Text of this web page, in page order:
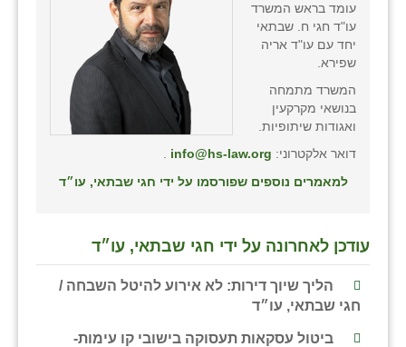
עומד בראש המשרד
עו"ד חגי ח. שבתאי
יחד עם עו"ד אריה
שפירא.
המשרד מתמחה
בנושאי מקרקעין
ואגודות שיתופיות.
דואר אלקטרוני: info@hs-law.org
למאמרים נוספים שפורסמו על ידי חגי שבתאי, עו״ד
עודכן לאחרונה על ידי חגי שבתאי, עו״ד
הליך שיוך דירות: לא אירוע להיטל השבחה /
חגי שבתאי, עו״ד
ביטול עסקאות תעסוקה בישובי קו עימות-